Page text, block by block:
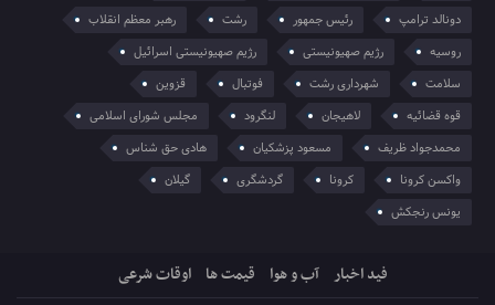
دونالد ترامپ
رئیس جمهور رشت
رهبر معظم انقلاب
روسیه
رژیم صهیونیستی
رژیم صهیونیستی اسرائیل
سلامت
شهرداری رشت فوتبال
قزوین
قوه قضائیه
لاهیجان لنگرود
مجلس شورای اسلامی
محمدجواد ظریف
مسعود پزشکیان
هادی حق شناس
واکسن کرونا
کرونا گردشگری
گیلان
یونس رنجکش
فید اخبار آب و هوا قیمت ها اوقات شرعی